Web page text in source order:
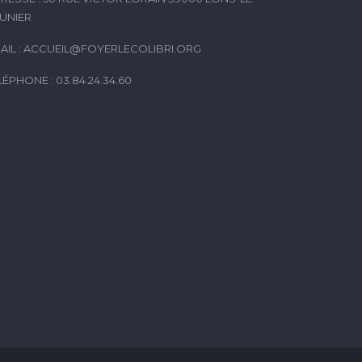
: ACCUEIL@FOYERLECOLIBRI.ORG
: 03.84.24.34.60